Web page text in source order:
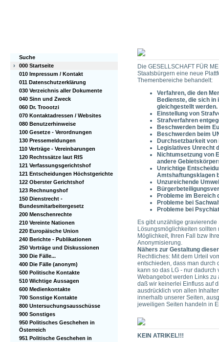
Suche
›
000 Startseite
010 Impressum / Kontakt
011 Datenschutzerklärung
030 Verzeichnis aller Dokumente
040 Sinn und Zweck
060 Dr. Troootzi
070 Kontaktadressen / Websites
080 Benutzerhinweise
100 Gesetze - Verordnungen
130 Pressemeldungen
110 Verträge - Vereinbarungen
120 Rechtssätze laut RIS
121 Verfassungsgerichtshof
121 Entscheidungen Höchstgerichte
122 Oberster Gerichtshof
123 Rechnungshof
150 Dienstrecht -
Bundesmitarbeitergesetz
200 Menschenrechte
210 Vereinte Nationen
220 Europäische Union
240 Berichte - Publikationen
250 Vorträge und Diskussionen
300 Die Fälle...
400 Die Fälle (anonym)
500 Politische Kontakte
510 Wichtige Aussagen
600 Medienkontakte
700 Sonstige Kontakte
800 Untersuchungsausschüsse
900 Sonstiges
950 Politisches Geschehen in
Österreich
951 Politische Geschehen in
Die GESELLSCHAFT FÜR
Staatsbürgern eine neue
Themenbereiche behandelt:
Verfahren, die den
Bedienste, die sich
gleichgestellt
Einstellung von
Strafverfahren
Beschwerden beim
Beschwerden beim
Durchsetzbarkeit
Legislatives Unrecht
Nichtumsetzung von
andere
Unrichtige
Amtshaftungsklagen
Unzureichende
Probleme im Bereich
Probleme bei
Probleme bei
Es gibt unzählige
Lösungsmöglichkeiten
Möglichkeit, Ihren Fall bzw
Anonymisierung.
Nähers zur Gestaltung
Rechtliches: Mit dem Urteil
entschieden, dass man durch
kann so das LG - nur
Webangebot werden Links zu
daß wir keinerlei Einfluss auf
ausdrücklich von allen
innerhalb unserer Seiten,
jeweiligen Seiten handeln in
KEIN ATRIKEL!!!